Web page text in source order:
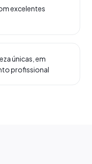
excelentes
únicas, em
profissional